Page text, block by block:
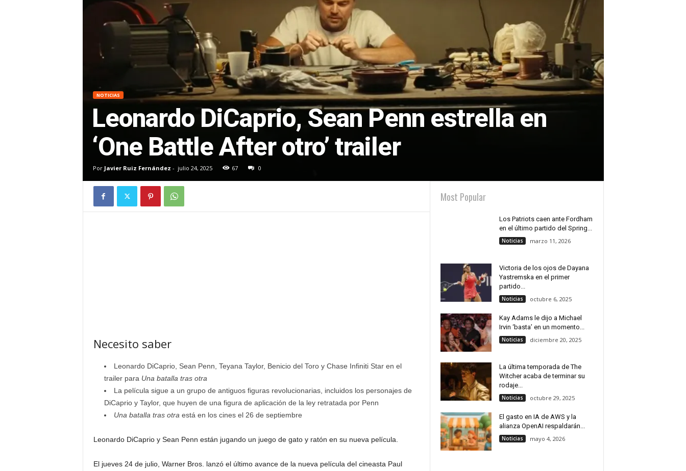
NOTICIAS
Leonardo DiCaprio, Sean Penn estrella en
‘One Battle After otro’ trailer
Por Javier Ruiz Fernández - julio 24, 2025 67 0
Necesito saber
Leonardo DiCaprio, Sean Penn, Teyana Taylor, Benicio del Toro y Chase Infiniti Star en el
trailer para Una batalla tras otra
La película sigue a un grupo de antiguos figuras revolucionarias, incluidos los personajes de
DiCaprio y Taylor, que huyen de una figura de aplicación de la ley retratada por Penn
Una batalla tras otra está en los cines el 26 de septiembre
Leonardo DiCaprio y Sean Penn están jugando un juego de gato y ratón en su nueva película.
El jueves 24 de julio, Warner Bros. lanzó el último avance de la nueva película del cineasta Paul
Most Popular
Los Patriots caen ante Fordham
en el último partido del Spring...
Noticias marzo 11, 2026
Victoria de los ojos de Dayana
Yastremska en el primer
partido...
Noticias octubre 6, 2025
Kay Adams le dijo a Michael
Irvin ‘basta’ en un momento...
Noticias diciembre 20, 2025
La última temporada de The
Witcher acaba de terminar su
rodaje...
Noticias octubre 29, 2025
El gasto en IA de AWS y la
alianza OpenAI respaldarán...
Noticias mayo 4, 2026